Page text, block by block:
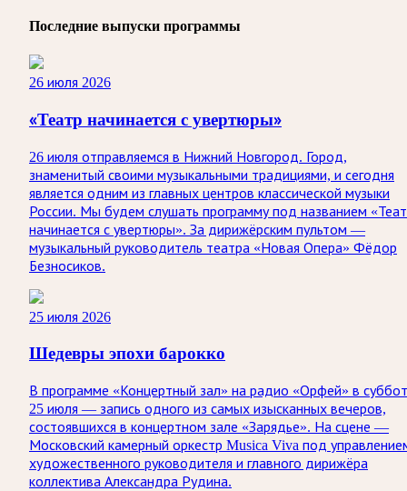
Последние выпуски программы
26 июля 2026
«Театр начинается с увертюры»
26 июля отправляемся в Нижний Новгород. Город,
знаменитый своими музыкальными традициями, и сегодня
является одним из главных центров классической музыки
России. Мы будем слушать программу под названием
начинается с увертюры». За дирижёрским пультом —
музыкальный руководитель театра «Новая Опера» Фёдор
Безносиков.
25 июля 2026
Шедевры эпохи барокко
В программе «Концертный зал» на радио «Орфей» в
25 июля — запись одного из самых изысканных вечеров,
состоявшихся в концертном зале «Зарядье». На сцене —
Московский камерный оркестр Musica Viva под
художественного руководителя и главного дирижёра
коллектива Александра Рудина.